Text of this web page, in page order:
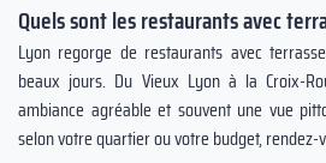
Quels sont les restaurants avec
Lyon regorge de restaurants avec
beaux jours. Du Vieux Lyon à la Croix-
ambiance agréable et souvent une vue
selon votre quartier ou votre budget,